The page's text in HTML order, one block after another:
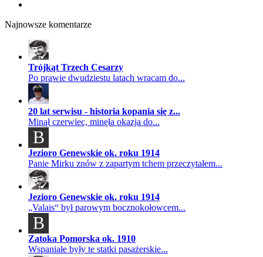
Najnowsze komentarze
Trójkąt Trzech Cesarzy
Po prawie dwudziestu latach wracam do...
20 lat serwisu - historia kopania się z...
Minął czerwiec, minęła okazja do...
B
Jezioro Genewskie ok. roku 1914
Panie Mirku znów z zapartym tchem przeczytałem...
Jezioro Genewskie ok. roku 1914
„Valais“ był parowym bocznokołowcem...
B
Zatoka Pomorska ok. 1910
Wspaniałe były te statki pasażerskie...